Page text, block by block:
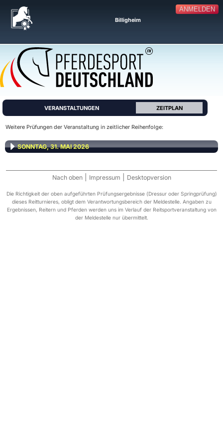
ANMELDEN
Billigheim
VERANSTALTUNGEN ZEITPLAN
Weitere Prüfungen der Veranstaltung in zeitlicher Reihenfolge:
SONNTAG, 31. MAI 2026
Nach oben Impressum Desktopversion
Die Richtigkeit der oben aufgeführten Prüfungsergebnisse (Dressur oder Springprüfung)
dieses Reitturnieres, obligt dem Verantwortungsbereich der Meldestelle. Angaben zu
Ergebnissen, Reitern und Pferden werden uns im Verlauf der Reitsportveranstaltung von
der Meldestelle nur übermittelt.